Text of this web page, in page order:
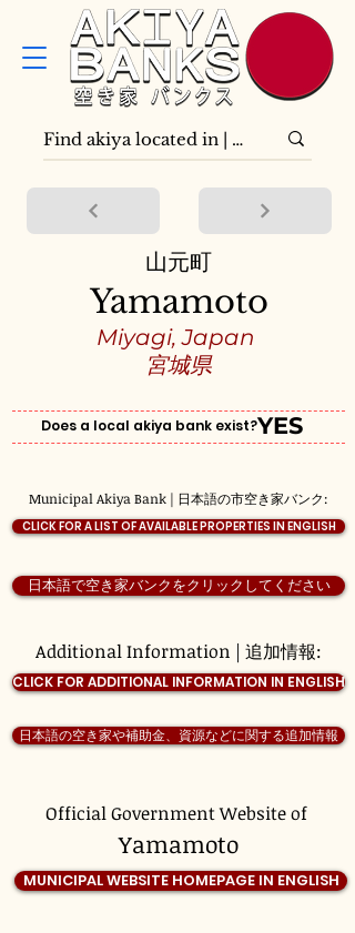
山元町
Official Government Website of
CLICK FOR A LIST OF AVAILABLE PROPERTIES IN ENGLISH
Miyagi, Japan
Additional Information | 追加情報:
Municipal Akiya Bank | 日本語の市空き家バンク:
Yamamoto
Does a local akiya bank exist?
日本語で空き家バンクをクリックしてください
宮城県
YES
Yamamoto
CLICK FOR ADDITIONAL INFORMATION IN ENGLISH
日本語の空き家や補助金、資源などに関する追加情報
MUNICIPAL WEBSITE HOMEPAGE IN ENGLISH